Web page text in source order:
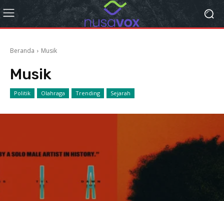
Beranda Musik
Musik
Politik Olahraga Trending Sejarah